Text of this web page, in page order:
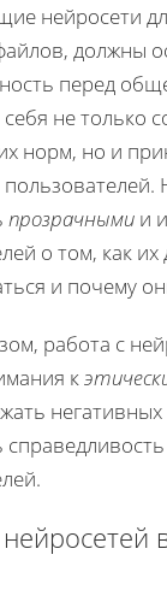
нейросети
должны
перед
не только
норм, но и
прозрачными и
о том, как
и почему
работа с
к